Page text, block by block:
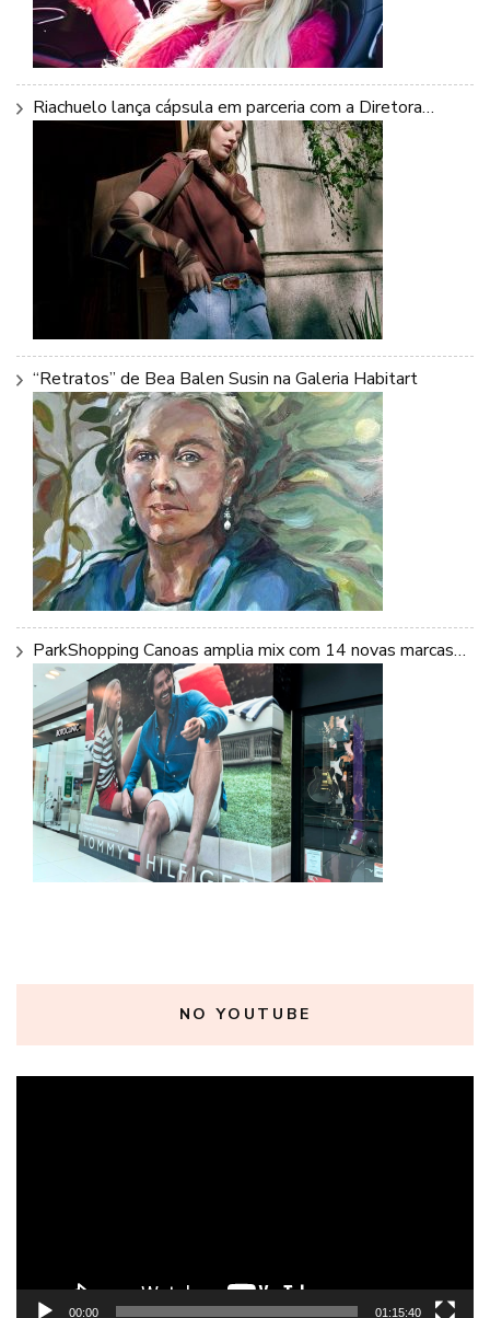
Riachuelo lança cápsula em parceria com a Diretora…
“Retratos” de Bea Balen Susin na Galeria Habitart
ParkShopping Canoas amplia mix com 14 novas marcas…
NO YOUTUBE
00:00 01:15:40